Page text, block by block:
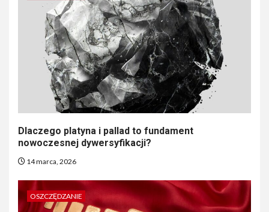
Dlaczego platyna i pallad to fundament
nowoczesnej dywersyfikacji?
14 marca, 2026
OSZCZĘDZANIE